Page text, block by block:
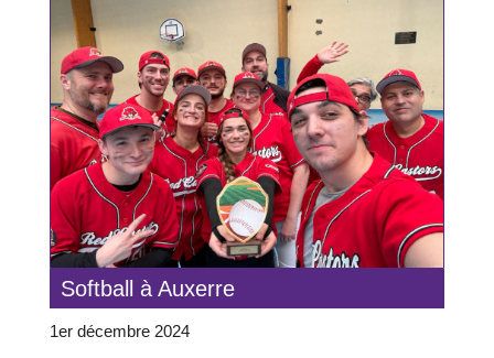
Softball à Auxerre
1er décembre 2024